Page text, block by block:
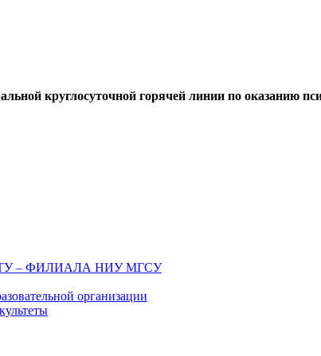
круглосуточной горячей линии по оказанию
– ФИЛИАЛА НИУ МГСУ
организации